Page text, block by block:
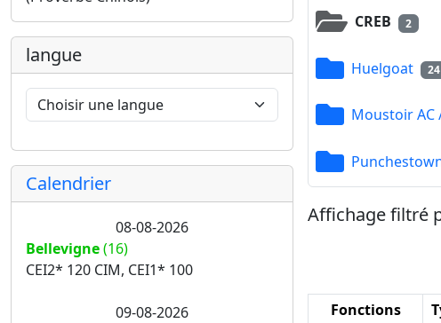
langue
Calendrier
08-08-2026
Bellevigne(16)
CEI2* 120 CIM, CEI1* 100
09-08-2026
CREB 2
Huelgoat 24
Moustoir AC
Affichage filtré
Fonctions